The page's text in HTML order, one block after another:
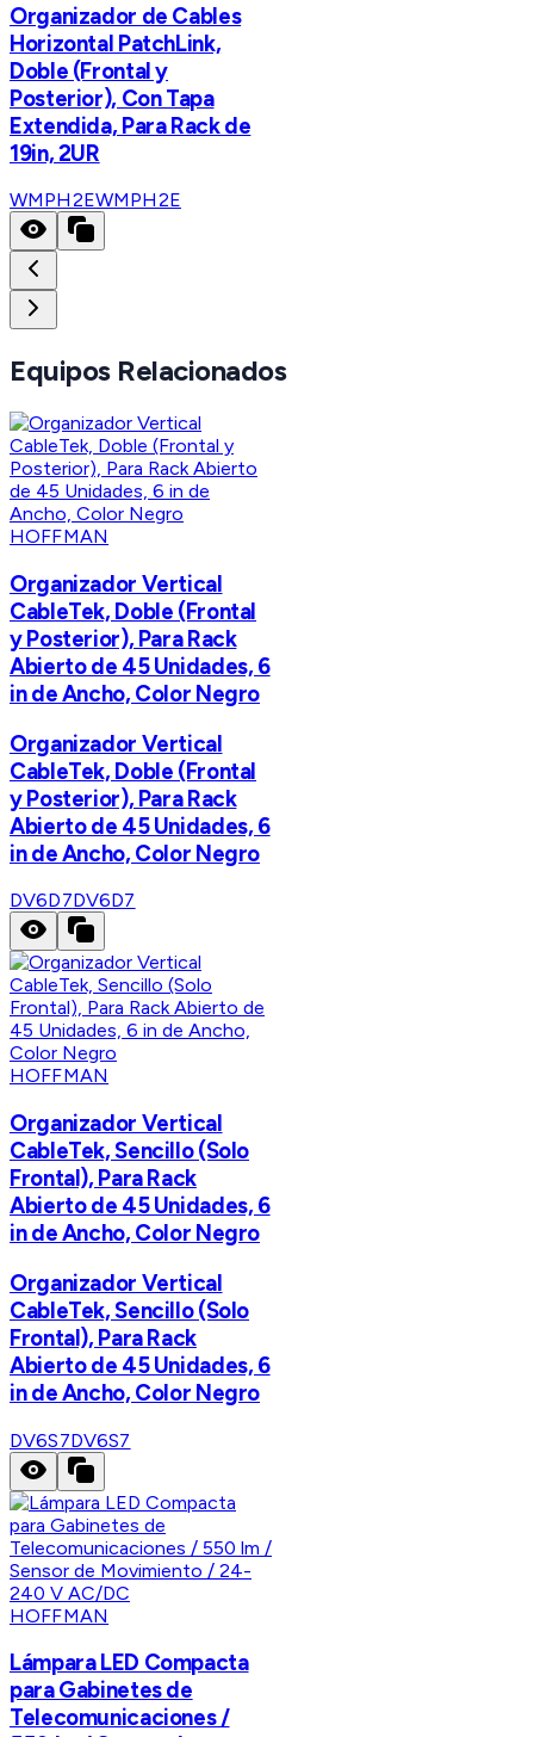
Organizador de Cables
Horizontal PatchLink,
Doble (Frontal y
Posterior), Con Tapa
Extendida, Para Rack de
19in, 2UR
WMPH2EWMPH2E
Equipos Relacionados
HOFFMAN
Organizador Vertical
CableTek, Doble (Frontal
y Posterior), Para Rack
Abierto de 45 Unidades, 6
in de Ancho, Color Negro
Organizador Vertical
CableTek, Doble (Frontal
y Posterior), Para Rack
Abierto de 45 Unidades, 6
in de Ancho, Color Negro
DV6D7DV6D7
HOFFMAN
Organizador Vertical
CableTek, Sencillo (Solo
Frontal), Para Rack
Abierto de 45 Unidades, 6
in de Ancho, Color Negro
Organizador Vertical
CableTek, Sencillo (Solo
Frontal), Para Rack
Abierto de 45 Unidades, 6
in de Ancho, Color Negro
DV6S7DV6S7
HOFFMAN
Lámpara LED Compacta
para Gabinetes de
Telecomunicaciones /